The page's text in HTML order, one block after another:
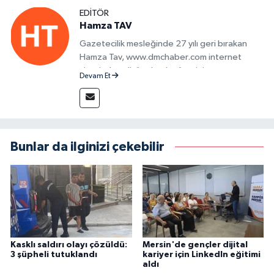
EDITÖR
Hamza TAV
Gazetecilik mesleğinde 27 yılı geri bırakan
Hamza Tav, www.dmchaber.com internet
sitesinde editör olarak görevini
Devam Et
Bunlar da ilginizi çekebilir
Kasklı saldırı olayı çözüldü:
3 şüpheli tutuklandı
Mersin'de gençler dijital
kariyer için LinkedIn eğitimi
aldı